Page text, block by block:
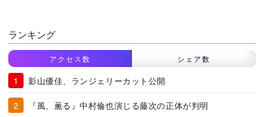
ランキング
アクセス数 シェア数
影山優佳、ランジェリーカット公開
『風、薫る』中村倫也演じる藤次の正体が判明